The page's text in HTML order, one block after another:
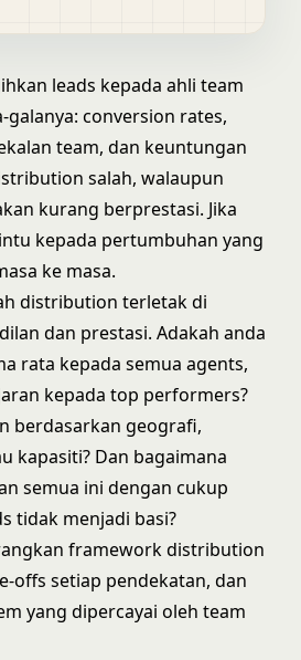
leads kepada ahli team
conversion rates,
team, dan keuntungan
salah, walaupun
kurang berprestasi. Jika
kepada pertumbuhan yang
ke masa.
distribution terletak di
dan prestasi. Adakah anda
rata kepada semua agents,
kepada top performers?
berdasarkan geografi,
kapasiti? Dan bagaimana
semua ini dengan cukup
tidak menjadi basi?
framework distribution
offs setiap pendekatan, dan
yang dipercayai oleh team